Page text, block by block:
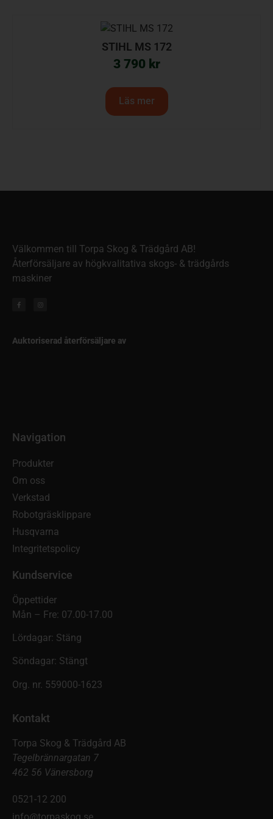
STIHL MS 172
3 790 kr
Läs mer
Välkommen till Torpa Skog & Trädgård AB!
Återförsäljare av högkvalitativa skogs- & trädgårds
maskiner
Auktoriserad återförsäljare av
Navigation
Produkter
Om oss
Verkstad
Robotgräsklippare
Husqvarna
Integritetspolicy
Kundservice
Öppettider
Mån – Fre: 07.00-17.00
Lördagar: Stäng
Söndagar: Stängt
Org. nr. 559000-1623
Kontakt
Torpa Skog & Trädgård AB
Tegelbrännargatan 7
462 56 Vänersborg
0521-12 200
info@torpaskog.se